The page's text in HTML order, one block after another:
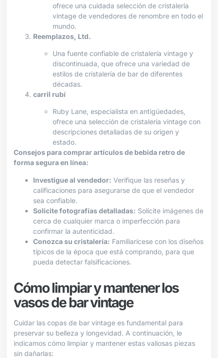
ofrece una cuidada selección de cristalería
vintage de vendedores de renombre en todo el
mundo.
Reemplazos, Ltd.
Una fuente confiable de cristalería vintage y
discontinuada, que ofrece una variedad de
estilos de cristalería de bar de diferentes
décadas.
carril rubí
Ruby Lane, especialista en antigüedades,
ofrece una selección de cristalería vintage con
descripciones detalladas de su origen y
estado.
Consejos para comprar artículos de bebida retro de
forma segura en línea:
Investigue al vendedor: Verifique las reseñas y
calificaciones para asegurarse de que el vendedor
sea confiable.
Solicite fotografías detalladas: Solicite imágenes de
cerca de cualquier marca o imperfección para
confirmar la autenticidad.
Conozca su cristalería: Familiarícese con los diseños
típicos de la época que está comprando, para que
pueda detectar falsificaciones.
Cómo limpiar y mantener los
vasos de bar vintage
Cuidar las copas de bar vintage es fundamental para
preservar su belleza y longevidad. A continuación, le
indicamos cómo limpiar y mantener estas valiosas piezas
sin dañarlas: